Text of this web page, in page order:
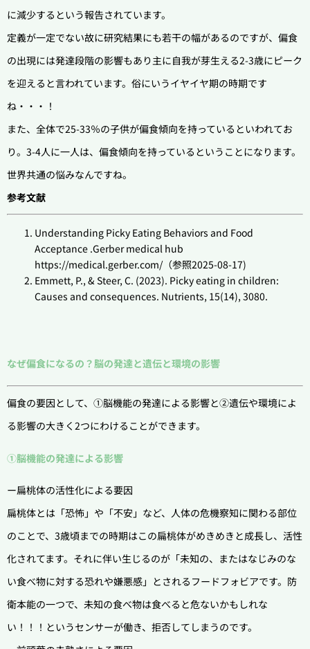
に減少するという報告されています。
定義が一定でない故に研究結果にも若干の幅があるのですが、偏食
の出現には発達段階の影響もあり主に自我が芽生える2-3歳にピーク
を迎えると言われています。俗にいうイヤイヤ期の時期です
ね・・・！
また、全体で25-33％の子供が偏食傾向を持っているといわれてお
り。3-4人に一人は、偏食傾向を持っているということになります。
世界共通の悩みなんですね。
参考文献
Understanding Picky Eating Behaviors and Food
Acceptance .Gerber medical hub
https://medical.gerber.com/（参照2025-08-17)
Emmett, P., & Steer, C. (2023). Picky eating in children:
Causes and consequences. Nutrients, 15(14), 3080.
なぜ偏食になるの？脳の発達と遺伝と環境の影響
偏食の要因として、①脳機能の発達による影響と②遺伝や環境によ
る影響の大きく2つにわけることができます。
①脳機能の発達による影響
ー扁桃体の活性化による要因
扁桃体とは「恐怖」や「不安」など、人体の危機察知に関わる部位
のことで、3歳頃までの時期はこの扁桃体がめきめきと成長し、活性
化されてます。それに伴い生じるのが「未知の、またはなじみのな
い食べ物に対する恐れや嫌悪感」とされるフードフォビアです。防
衛本能の一つで、未知の食べ物は食べると危ないかもしれな
い！！！というセンサーが働き、拒否してしまうのです。